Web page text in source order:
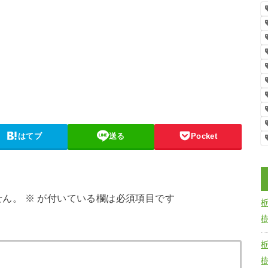
はてブ 送る Pocket
。 ※ が付いている欄は必須項目です